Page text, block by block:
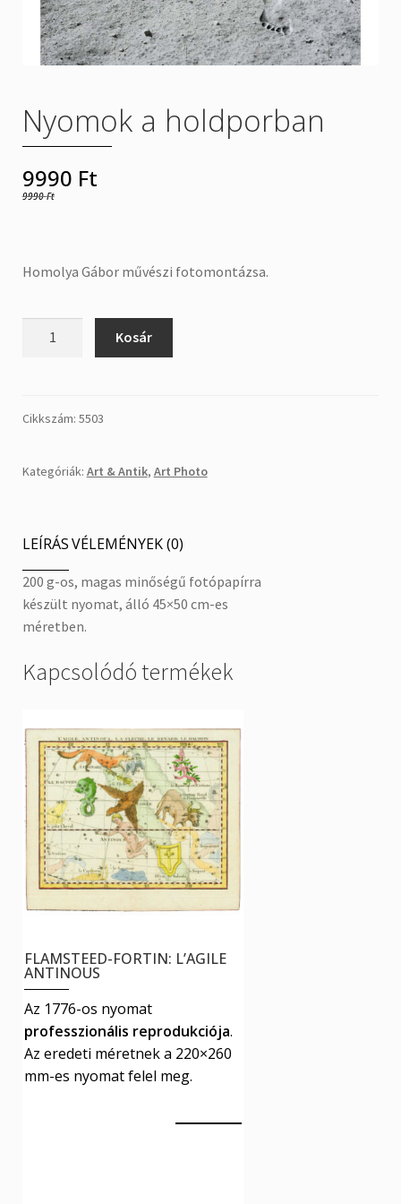
Rólunk
Termékeink
Üzletszabályzat
Nyomok a holdporban
9990 Ft
9990Ft
Homolya Gábor művészi fotomontázsa.
Kosár
Cikkszám: 5503
Kategóriák: Art & Antik, Art Photo
LEÍRÁSVÉLEMÉNYEK (0)
200 g-os, magas minőségű fotópapírra
készült nyomat, álló 45×50 cm-es
méretben.
Kapcsolódó termékek
FLAMSTEED-FORTIN: L’AGILE
ANTINOUS
Az 1776-os nyomat
professzionális reprodukciója.
Az eredeti méretnek a 220×260
mm-es nyomat felel meg.